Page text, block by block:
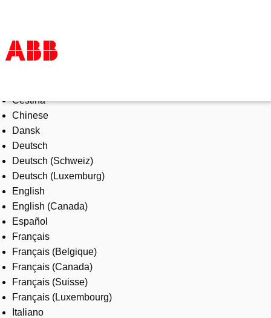
Products & Solutions
Industries
Services
About us
Where to buy
Contact us
Careers
Čeština
Chinese
Dansk
Deutsch
Deutsch (Schweiz)
Deutsch (Luxemburg)
English
English (Canada)
Español
Français
Français (Belgique)
Français (Canada)
Français (Suisse)
Français (Luxembourg)
Italiano